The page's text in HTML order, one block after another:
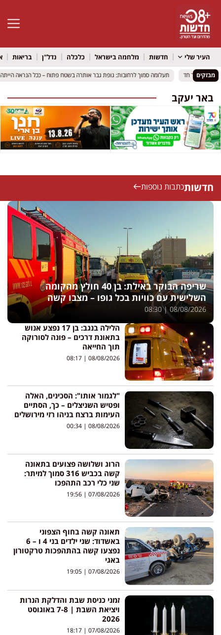
פתח
העיר שלי חדשות מלחמה בישראל כלכלה נדל"ן בריאות
מבזקיםחד תעלומה סמוך לרחובות: גופת גבר אותרה בשטח פתוח – ככל הנראה הייתה במקום חד תעלומה סמוך לרחובות: גופת גבר אותרה בשטח פתוח – ככל הנראה הייתה במקום
באר יעקב
חדשותכתבות נוספות
שריפה הבוקר באילת: בן 40 חולץ מהקומה
השלישית עם כוויות בכל גופו – מצבו קשה
08/08/2026
08:30
הלילה בנגב: בן 17 נפצע אנוש
בתאונת דרכים – פונה לסורוקה
תוך החייאה
08/08/2026
"לגמור אותו": הסכינים, האלה
ופטיש השניצלים – כך, הסתיים
העימות ברצח בניהו רזי מירושלים
08/08/2026
הרוג ושלושה פצועים בתאונה
קשה בכביש 316 סמוך למיתר:
שני כלי רכב התהפכו
07/08/2026
תאונה קשה בחוף הצפוני
באשדוד: שני ילדים בני 4 ו – 6
נפצעו קשה בהתהפכות טרקטורון
באגי
07/08/2026
זמני כניסת שבת והדלקת הנרות
ויציאת השבת | 7-8 באוגוסט
2026
07/08/2026